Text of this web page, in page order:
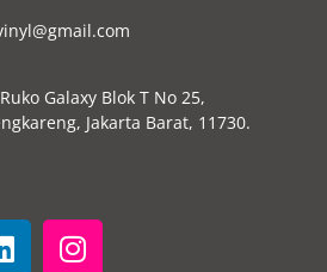
Galaxy Blok T No 25,
Jakarta Barat, 11730.